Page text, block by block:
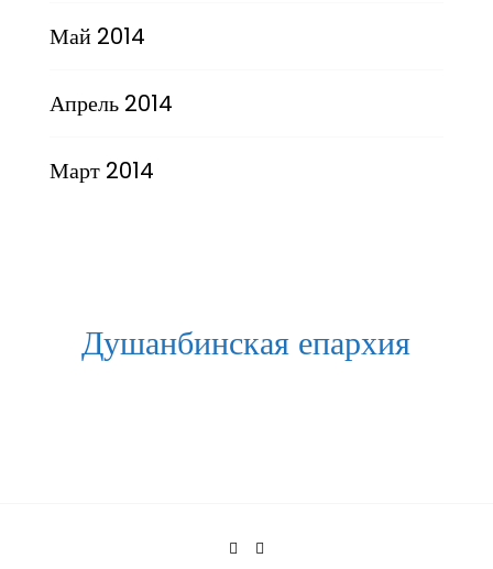
Май 2014
Апрель 2014
Март 2014
Душанбинская епархия